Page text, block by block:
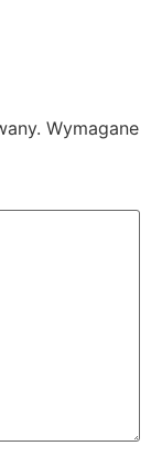
Wymagane